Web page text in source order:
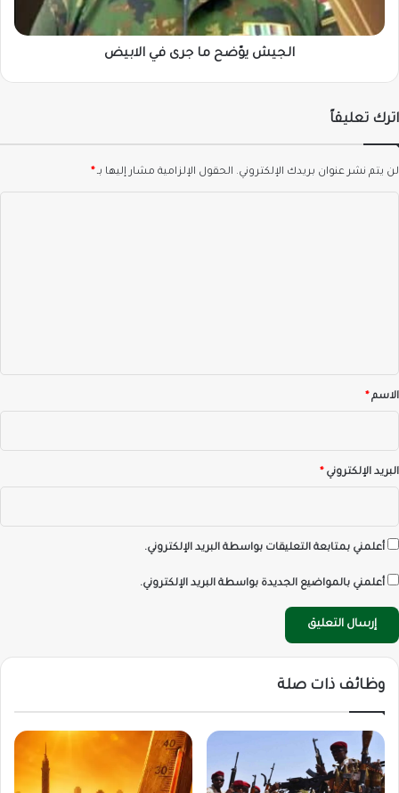
الجيش يوّضح ما جرى في الابيض
اترك تعليقاً
لن يتم نشر عنوان بريدك الإلكتروني. الحقول الإلزامية مشار إليها بـ*
*الاسم*
البريد الإلكتروني*
أعلمني بمتابعة التعليقات بواسطة البريد الإلكتروني.
أعلمني بالمواضيع الجديدة بواسطة البريد الإلكتروني.
وظائف ذات صلة